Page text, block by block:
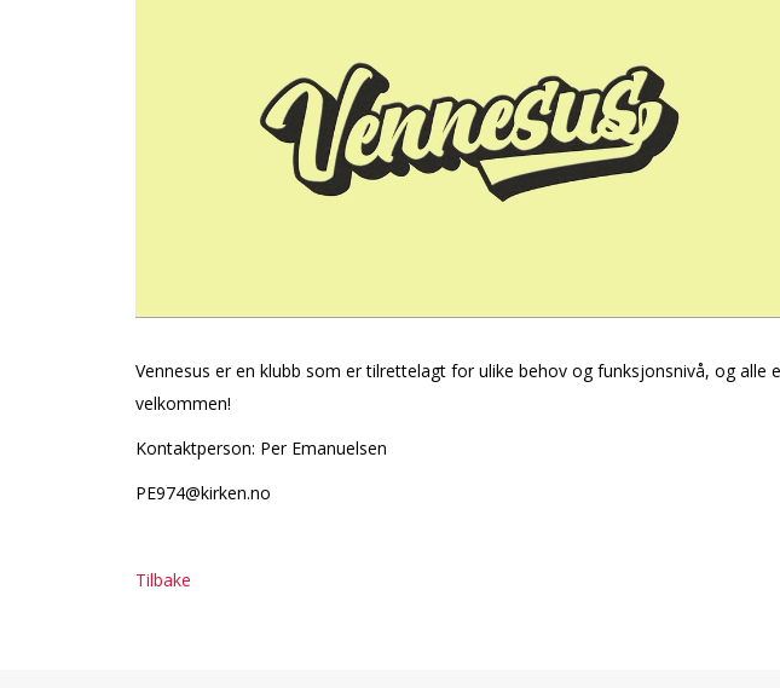
Vennesus er en klubb som er tilrettelagt for ulike behov og funksjonsnivå, og alle
velkommen!
Kontaktperson: Per Emanuelsen
PE974@kirken.no
Tilbake